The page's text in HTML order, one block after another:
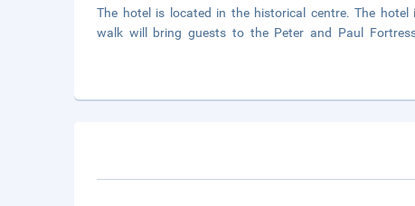
The hotel is located in the historical centre. The
walk will bring guests to the Peter and Paul